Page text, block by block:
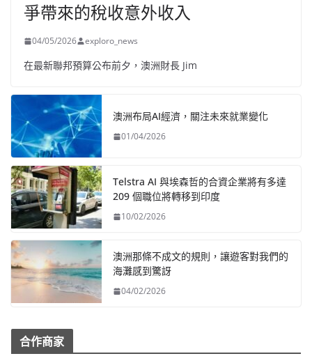
爭帶來的稅收意外收入
04/05/2026 exploro_news
在最新聯邦預算公布前夕，澳洲財長 Jim
澳洲布局AI經濟，關注未來就業變化
01/04/2026
Telstra AI 與埃森哲的合資企業將有多達
209 個職位將轉移到印度
10/02/2026
澳洲那條不成文的規則，讓遊客對我們的
海灘感到驚訝
04/02/2026
合作商家